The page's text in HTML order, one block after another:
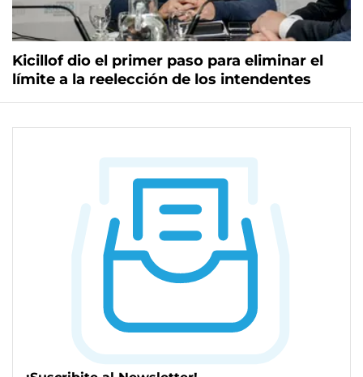
Kicillof dio el primer paso para eliminar el
límite a la reelección de los intendentes